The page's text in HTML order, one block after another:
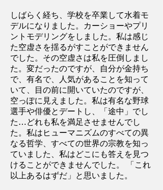
しばらく経ち、学校を卒業して水着モ
デルになりました。カーショーやプリ
ントモデリングをしました。私は感じ
た空虚さを揺るがすことができません
でした。その空虚さは私を圧倒しまし
た。変だったのですが、自分が金持ち
で、有名で、人気があることを知って
いて、目の前に開いていたのですが、
空っぽに見えました。私は有名な野球
選手や俳優とデートし、「途中」でし
た…どれも私を満足させませんでし
た。私はヒューマニズムのすべての異
なる哲学、すべての世界の宗教を知っ
ていました、私はどこにも答えを見つ
けることができませんでした。 「これ
以上あるはずだ」と思いました。